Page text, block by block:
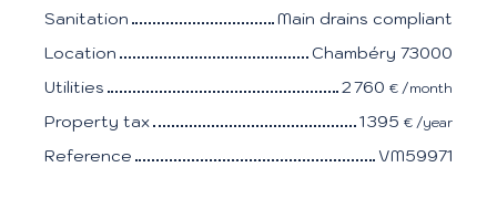
Sanitation
Main drains compliant
Location
Chambéry 73000
Utilities
2 760 € /month
Property tax 1 395 € /year
Reference VM59971